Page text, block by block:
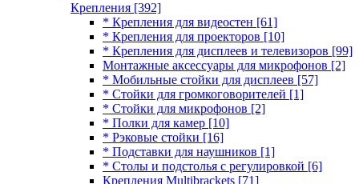
Крепления [392]
* Крепления для видеостен [61]
* Крепления для проекторов [10]
* Крепления для дисплеев и телевизоров [99]
Монтажные аксессуары для микрофонов [2]
* Мобильные стойки для дисплеев [57]
* Стойки для громкоговорителей [1]
* Стойки для микрофонов [2]
* Полки для камер [10]
* Рэковые стойки [16]
* Подставки для наушников [1]
* Столы и подстолья с регулировкой [6]
Крепления Multibrackets [71]